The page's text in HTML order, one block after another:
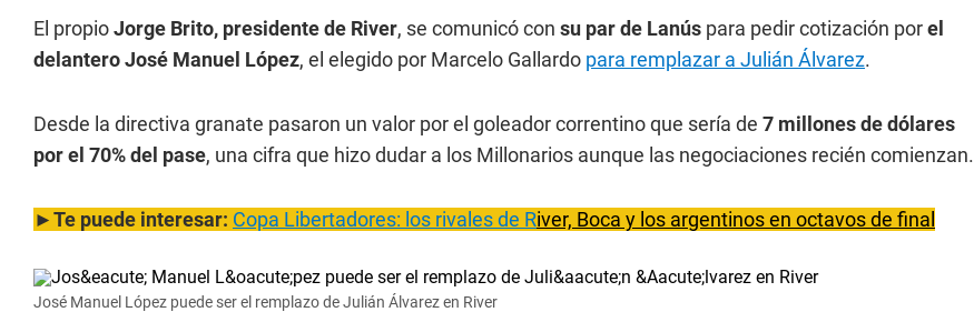
El propioJorge Brito, presidente de River, se comunicó con su par de Lanús para pedir cotización porel
delantero José Manuel López, el elegido por Marcelo Gallardo para remplazar a Julián Álvarez.
Desde la directiva granate pasaron un valor por el goleador correntino que sería de 7 millones de dólares
por el 70% del pase, una cifra que hizo dudar a los Millonarios aunque las negociaciones recién comienzan.
►Te puede interesar: Copa Libertadores: los rivales de River, Boca y los argentinos en octavos de final
José Manuel López puede ser el remplazo de Julián Álvarez en River